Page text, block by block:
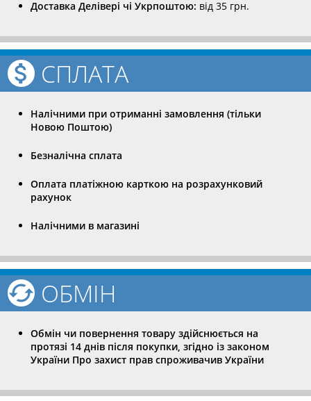
Доставка Делівері чі Укрпоштою: від 35 грн.
СПЛАТА
Налічними при отриманні замовлення (тільки
Новою Поштою)
Безналічна сплата
Оплата платіжною карткою на розрахунковий
рахунок
Налічними в магазині
ОБМІН
Обмін чи повернення товару здійснюється на
протязі 14 днів після покупки, згідно із законом
України Про захист прав спроживачив України